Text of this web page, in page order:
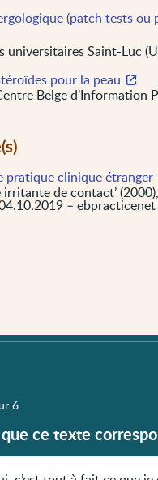
(patch tests ou
universitaires Saint-Luc
pour la peau
Belge d’Information
pratique clinique étranger
irritante de contact’
– ebpracticenet
6
ce texte